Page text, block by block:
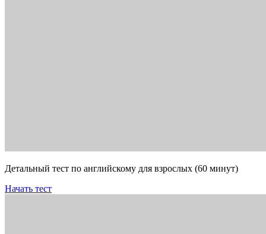
Детальный тест по английскому для взрослых (60 минут)
Начать тест